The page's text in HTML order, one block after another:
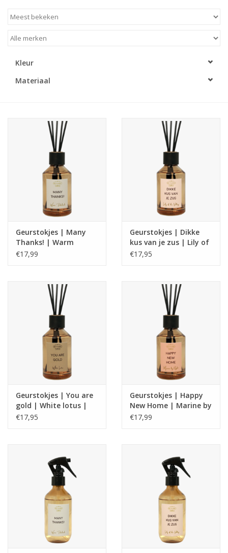
Kaarsen accessoires
Relatiegeschenken & Bedankjes
Kleur
Materiaal
Geurstokjes | Many
Thanks! | Warm
Patchouli | My flame
€17,99
Geurstokjes | Dikke
kus van je zus | Lily of
the valley | My flame
€17,95
Geurstokjes | You are
gold | White lotus |
My flame
€17,95
Geurstokjes | Happy
New Home | Marine by
night| My flame
€17,99